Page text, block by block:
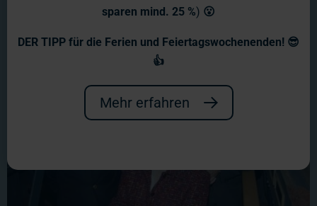
Nachtschicht aussehen wird....
sparen mind. 25 %) 😮
DER TIPP für die Ferien und Feiertagswochenenden! 😎
👍
Mehr erfahren